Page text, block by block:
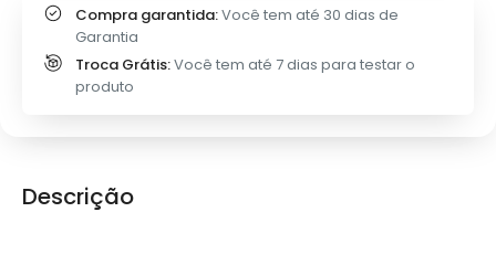
Compra garantida:Você tem até 30 dias de
Garantia
Troca Grátis:Você tem até 7 dias para testar o
produto
Descrição